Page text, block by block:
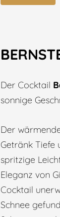
Der Cocktail
sonnige
Der
Getränk Tiefe
spritzige
Eleganz von
Cocktail
Schnee